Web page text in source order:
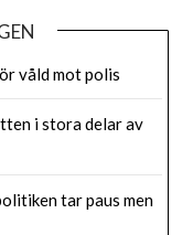
våld mot polis
i stora delar av
tar paus men